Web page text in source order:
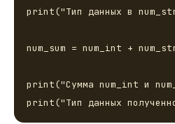
print("Тип данных в
num_sum = num_int +
print("Сумма num_int и